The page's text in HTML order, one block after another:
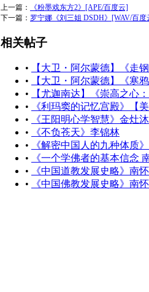
上一篇：
《粉墨戏东方2》[APE/百度云]
下一篇： 罗宁娜《刘三姐 DSDH》[WAV/百度
相关帖子
•
【大卫・阿尔蒙德】《走
•
【大卫・阿尔蒙德】《寒
•
【尤迦南达】《崇高之心
•
《利玛窦的记忆宫殿》【
•
《王阳明心学智慧》金灶沐
•
《不负苍天》李锦林
•
《解密中国人的九种体质
•
《一个学佛者的基本信念
•
《中国道教发展史略》南
•
《中国佛教发展史略》南